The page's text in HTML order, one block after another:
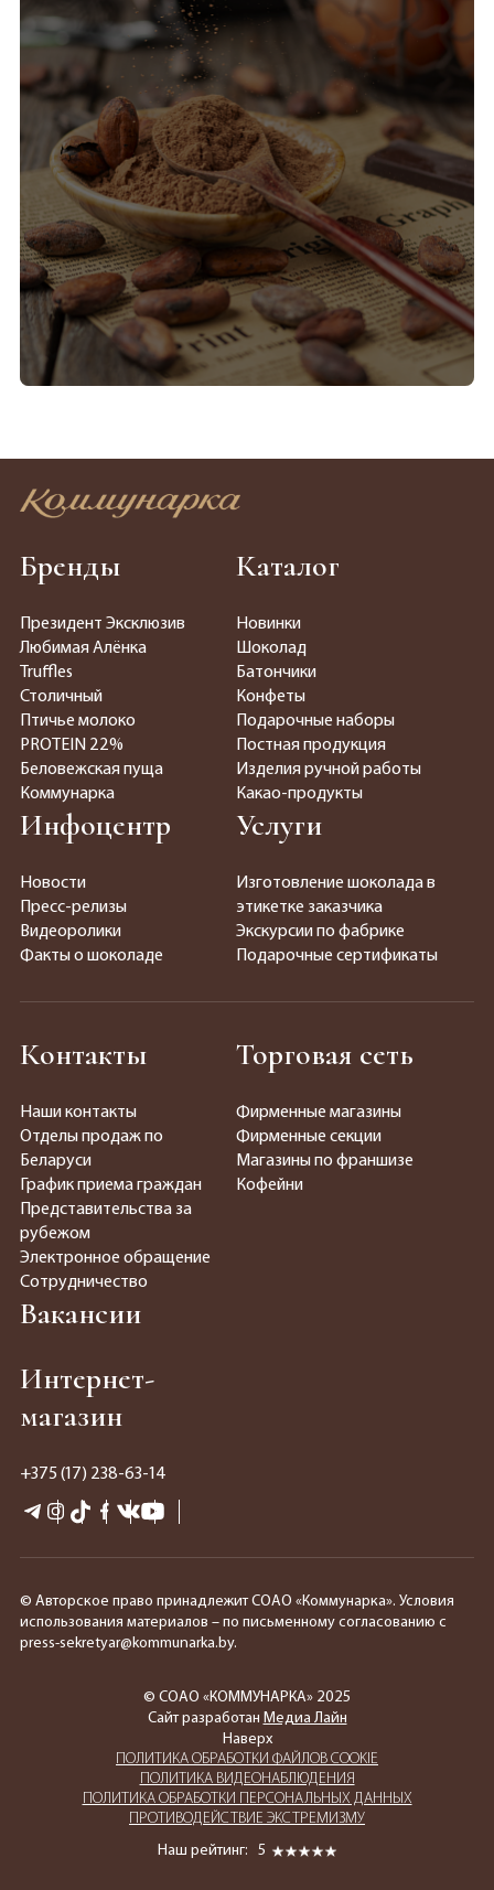
ПОЛИТИКА ОБРАБОТКИ ФАЙЛОВ COOKIE
ПОЛИТИКА ВИДЕОНАБЛЮДЕНИЯ
ПОЛИТИКА ОБРАБОТКИ ПЕРСОНАЛЬНЫХ ДАННЫХ
ПРОТИВОДЕЙСТВИЕ ЭКСТРЕМИЗМУ
Наш рейтинг:
5
Бренды
Президент Эксклюзив
Любимая Алёнка
Truffles
Столичный
Птичье молоко
PROTEIN 22%
Беловежская пуща
Коммунарка
Каталог
Новинки
Шоколад
Батончики
Конфеты
Подарочные наборы
Постная продукция
Изделия ручной работы
Какао-продукты
Инфоцентр
Новости
Пресс-релизы
Видеоролики
Факты о шоколаде
Услуги
Изготовление шоколада в
этикетке заказчика
Экскурсии по фабрике
Подарочные сертификаты
Контакты
Наши контакты
Отделы продаж по
Беларуси
График приема граждан
Представительства за
рубежом
Электронное обращение
Сотрудничество
Торговая сеть
Фирменные магазины
Фирменные секции
Магазины по франшизе
Кофейни
Вакансии
Интернет-
магазин
+375 (17) 238-63-14
© Авторское право принадлежит СОАО «Коммунарка». Условия
использования материалов – по письменному согласованию с
press-sekretyar@kommunarka.by.
© СОАО «КОММУНАРКА» 2025
Сайт разработан Медиа Лайн
Наверх